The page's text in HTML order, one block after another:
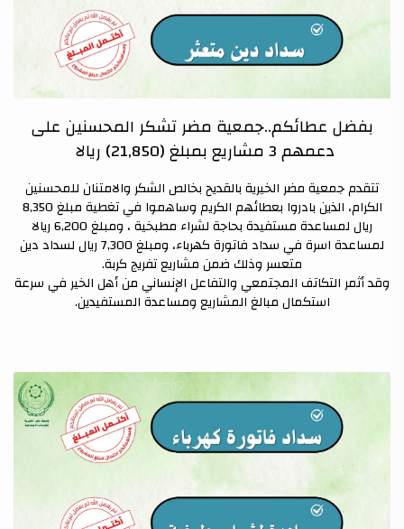
بفضل عطائكم..جمعية مضر تشكر المحسنين على
دعمهم 3 مشاريع بمبلغ (21,850) ريالا
تتقدم جمعية مضر الخيرية بالقديح بخالص الشكر والامتنان للمحسنين
الكرام، الذين بادروا بعطائهم الكريم وساهموا في تغطية مبلغ 8,350
ريال لمساعدة مستفيدة بحاجة لشراء مطبخية ، ومبلغ 6,200 ريالا
لمساعدة اسرة في سداد فاتورة كهرباء، ومبلغ 7,300 ريال لسداد دين
متعسر وذلك ضمن مشاريع تفريج كربة.
وقد أثمر التكاتف المجتمعي والتفاعل الإنساني من أهل الخير في سرعة
استكمال مبالغ المشاريع ومساعدة المستفيدين.